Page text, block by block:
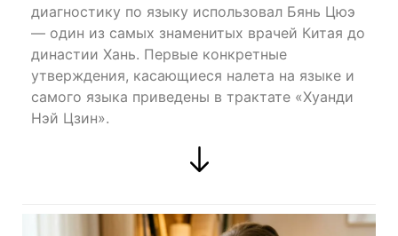
диагностику по языку использовал Бянь Цюэ
— один из самых знаменитых врачей Китая до
династии Хань. Первые конкретные
утверждения, касающиеся налета на языке и
самого языка приведены в трактате «Хуанди
Нэй Цзин».